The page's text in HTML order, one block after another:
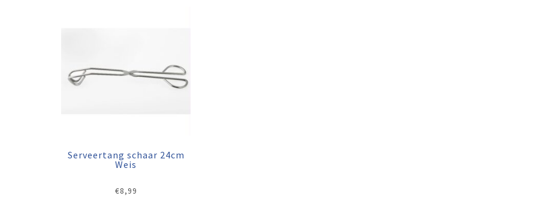
Serveertang schaar 24cm
Weis
€8,99